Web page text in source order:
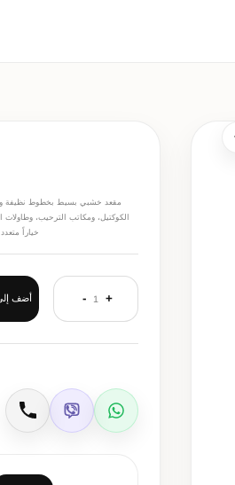
مقعد خشبي بسيط بخطوط نظيفة
الكوكتيل، ومكاتب الترحيب،
خياراً
+
1
- أضف
WhatsApp
Viber اتصال